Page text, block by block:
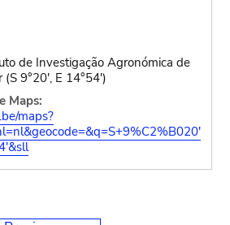
de Investigação Agronómica de
9°20', E 14°54')
Maps:
maps?